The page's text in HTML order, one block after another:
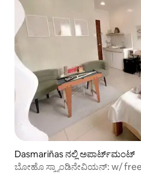
Dasmariñas ನಲ್ಲಿ ಅಪಾರ್ಟ್‌ಮಂಟ್
ಬೋಹೊ ಸ್ಕ್ಯಾಂಡಿನೇವಿಯನ್: w/ free